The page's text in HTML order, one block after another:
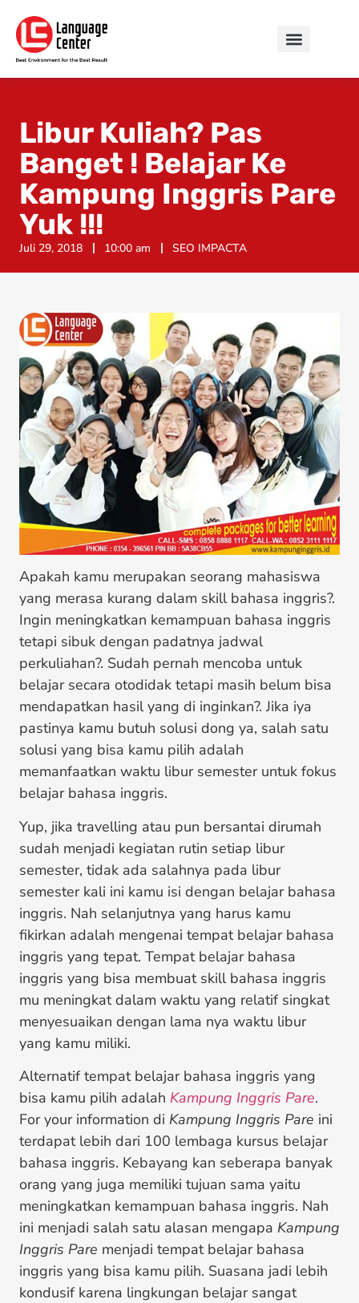
Libur Kuliah? Pas
Banget ! Belajar Ke
Kampung Inggris Pare
Yuk !!!
Juli 29, 2018 10:00 am SEO IMPACTA
Apakah kamu merupakan seorang mahasiswa
yang merasa kurang dalam skill bahasa inggris?.
Ingin meningkatkan kemampuan bahasa inggris
tetapi sibuk dengan padatnya jadwal
perkuliahan?. Sudah pernah mencoba untuk
belajar secara otodidak tetapi masih belum bisa
mendapatkan hasil yang di inginkan?. Jika iya
pastinya kamu butuh solusi dong ya, salah satu
solusi yang bisa kamu pilih adalah
memanfaatkan waktu libur semester untuk fokus
belajar bahasa inggris.
Yup, jika travelling atau pun bersantai dirumah
sudah menjadi kegiatan rutin setiap libur
semester, tidak ada salahnya pada libur
semester kali ini kamu isi dengan belajar bahasa
inggris. Nah selanjutnya yang harus kamu
fikirkan adalah mengenai tempat belajar bahasa
inggris yang tepat. Tempat belajar bahasa
inggris yang bisa membuat skill bahasa inggris
mu meningkat dalam waktu yang relatif singkat
menyesuaikan dengan lama nya waktu libur
yang kamu miliki.
Alternatif tempat belajar bahasa inggris yang
bisa kamu pilih adalah Kampung Inggris Pare.
For your information di Kampung Inggris Pare ini
terdapat lebih dari 100 lembaga kursus belajar
bahasa inggris. Kebayang kan seberapa banyak
orang yang juga memiliki tujuan sama yaitu
meningkatkan kemampuan bahasa inggris. Nah
ini menjadi salah satu alasan mengapa Kampung
Inggris Pare menjadi tempat belajar bahasa
inggris yang bisa kamu pilih. Suasana jadi lebih
kondusif karena lingkungan belajar sangat